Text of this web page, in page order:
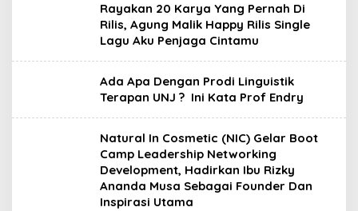
Rayakan 20 Karya Yang Pernah Di
Rilis, Agung Malik Happy Rilis Single
Lagu Aku Penjaga Cintamu
Ada Apa Dengan Prodi Linguistik
Terapan UNJ ? Ini Kata Prof Endry
Natural In Cosmetic (NIC) Gelar Boot
Camp Leadership Networking
Development, Hadirkan Ibu Rizky
Ananda Musa Sebagai Founder Dan
Inspirasi Utama